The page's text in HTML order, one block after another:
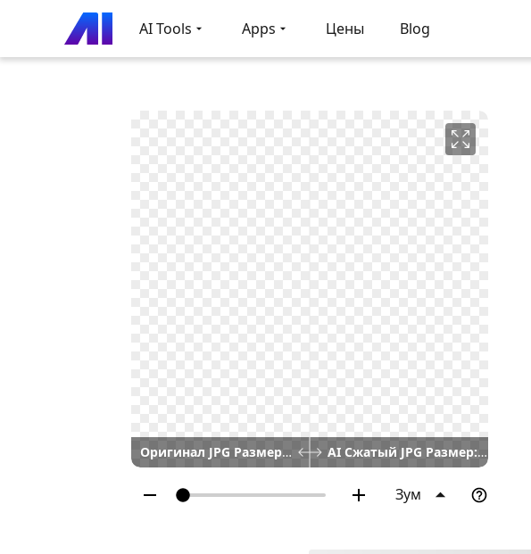
AI Tools Apps Цены Blog
Оригинал JPG Размер:909.1KB 1000 × 1000 px AI Сжатый JPG Размер:92.4KB
Зум